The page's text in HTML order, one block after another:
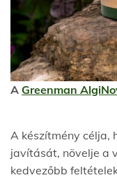
A Greenman
A készítmény célja,
javítását, növelje a
kedvezőbb